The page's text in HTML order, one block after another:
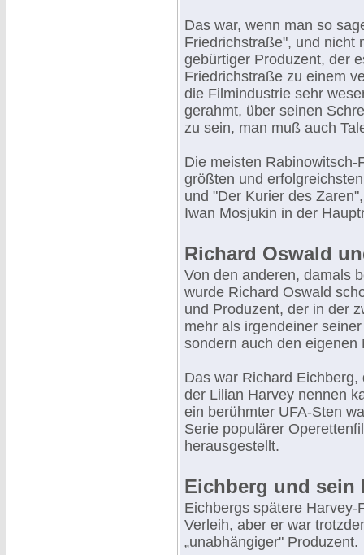
Das war, wenn man so
Friedrichstraße", und nicht
gebürtiger Produzent, der
Friedrichstraße zu einem
die Filmindustrie sehr
gerahmt, über seinen
zu sein, man muß auch
Die meisten
größten und
und "Der Kurier des
Iwan Mosjukin in der
Richard Oswald
Von den anderen, damals
wurde Richard Oswald
und Produzent, der in der
mehr als irgendeiner
sondern auch den
Das war Richard
der Lilian Harvey nennen
ein berühmter UFA-Sten
Serie populärer
herausgestellt.
Eichberg und sein
Eichbergs spätere
Verleih, aber er war
„unabhängiger" Produzent.